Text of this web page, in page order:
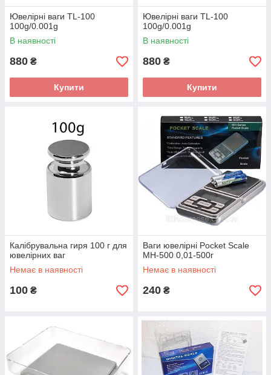
Ювелірні ваги TL-100
100g/0.001g
В наявності
880 ₴
Купити
Ювелірні ваги TL-100
100g/0.001g
В наявності
880 ₴
Купити
Калібрувальна гиря 100 г для
ювелірних ваг
Немає в наявності
100 ₴
Ваги ювелірні Pocket Scale
MH-500 0,01-500г
Немає в наявності
240 ₴